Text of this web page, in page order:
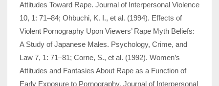
Attitudes Toward Rape. Journal of Interpersonal Violence
10, 1: 71–84; Ohbuchi, K. I., et al. (1994). Effects of
Violent Pornography Upon Viewers’ Rape Myth Beliefs:
A Study of Japanese Males. Psychology, Crime, and
Law 7, 1: 71–81; Corne, S., et al. (1992). Women’s
Attitudes and Fantasies About Rape as a Function of
Early Exposure to Pornography. Journal of Interper­sonal